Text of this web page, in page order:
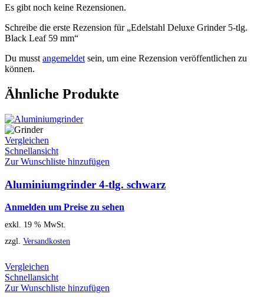
Es gibt noch keine Rezensionen.
Schreibe die erste Rezension für „Edelstahl Deluxe Grinder 5-tlg.
Black Leaf 59 mm“
Du musst angemeldet sein, um eine Rezension veröffentlichen zu
können.
Ähnliche Produkte
Vergleichen
Schnellansicht
Zur Wunschliste hinzufügen
Aluminiumgrinder 4-tlg. schwarz
Anmelden um Preise zu sehen
exkl. 19 % MwSt.
zzgl. Versandkosten
Vergleichen
Schnellansicht
Zur Wunschliste hinzufügen